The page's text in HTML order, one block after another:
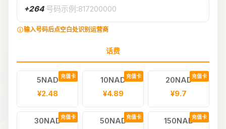
+264 号码示例:817200000
输入号码后点空白处识别运营商
话费
充值卡
5NAD
¥2.48
充值卡
10NAD
¥4.89
充值卡
20NAD
¥9.7
充值卡
30NAD
充值卡
50NAD
充值卡
150NAD